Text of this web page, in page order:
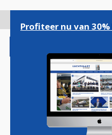
gaan
Magazine
Profiteer nu van